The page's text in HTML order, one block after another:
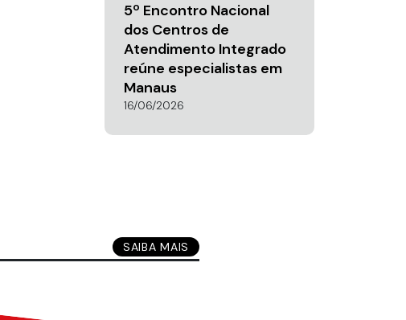
5º Encontro Nacional
dos Centros de
Atendimento Integrado
reúne especialistas em
Manaus
16/06/2026
SAIBA MAIS